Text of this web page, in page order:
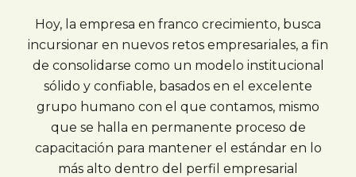
Hoy, la empresa en franco crecimiento, busca
incursionar en nuevos retos empresariales, a fin
de consolidarse como un modelo institucional
sólido y confiable, basados en el excelente
grupo humano con el que contamos, mismo
que se halla en permanente proceso de
capacitación para mantener el estándar en lo
más alto dentro del perfil empresarial